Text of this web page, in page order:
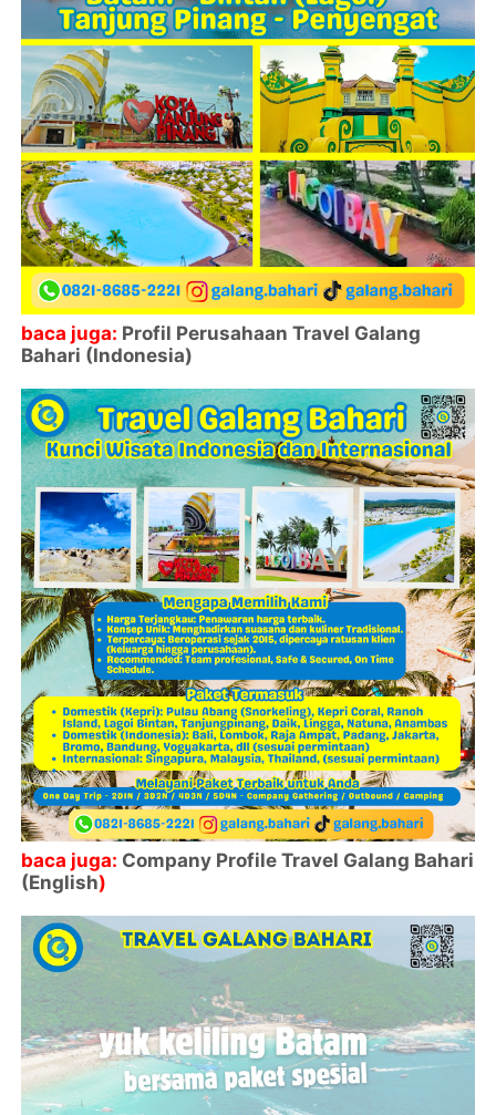
baca juga: Profil Perusahaan Travel Galang
Bahari (Indonesia)
baca juga: Company Profile Travel Galang Bahari
(English)